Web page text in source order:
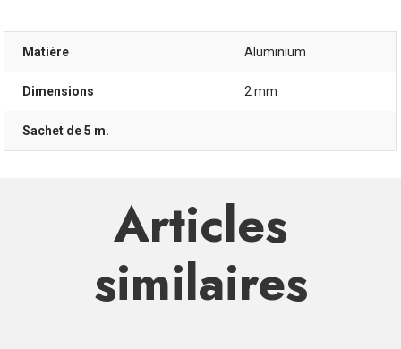
Matière Aluminium
Dimensions 2 mm
Sachet de 5 m.
Articles
similaires